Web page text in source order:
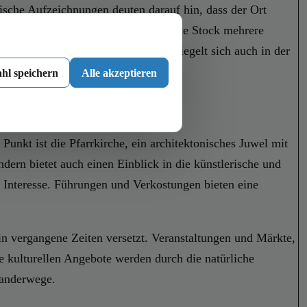
Aufzeichnungen deuten darauf hin, dass der Ort
Im Laufe der Jahrhunderte erlebte Stock mehrere
Verbindung zur Landwirtschaft spiegelt sich auch in der
ist die Pfarrkirche, ein architektonisches Juwel mit
bietet auch einen Einblick in die künstlerische und
Führungen und Verkostungen bieten eine
Zeiten versetzt. Veranstaltungen und Märkte,
kulturellen Angebote werden durch die natürliche
speichern Alle akzeptieren